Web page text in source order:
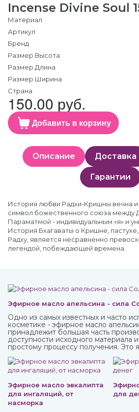
Incense Divine Soul
Материал
Артикул
Бренд
Размер Высота
Размер Длина
Размер Ширина
Страна
150.00 руб.
Добавить в корзину
Описание Доставка
Гарантии
История любви Радхи-Кришны вечна
символ божественного союза между
Параматмой - индивидуальным «я» и
История Бхагаваты о Кришне,
Радху, является несравненно
легендой, побеждающей времена.
Эфирное масло апельсина - сила
Одно из самых известных и часто
косметике - эфирное масло
принадлежит большая часть
доступности исходного материала
простому процессу получения. Это
Эфирное масло эвкалипта
для ингаляций, от
насморка
для